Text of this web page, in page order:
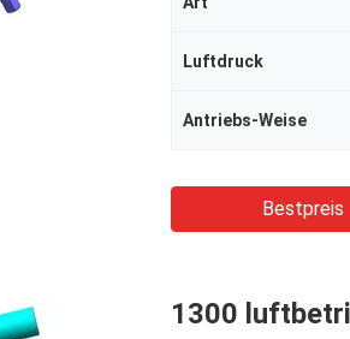
Luftdruck
Antriebs-Weise
Bestpreis
1300